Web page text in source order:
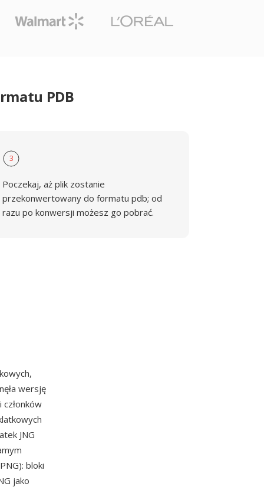
PDB
3
Poczekaj, aż plik zostanie
przekonwertowany do formatu pdb; od
razu po konwersji możesz go pobrać.
wersję
JNG
bloki
jako